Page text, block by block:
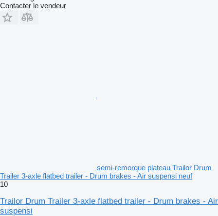
Contacter le vendeur
semi-remorque plateau Trailor Drum
Trailer 3-axle flatbed trailer - Drum brakes - Air suspensi neuf
10
Trailor Drum Trailer 3-axle flatbed trailer - Drum brakes - Air
suspensi